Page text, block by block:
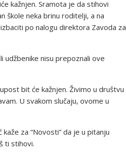
kažnjen. Sramota je da stihovi
škole neka brinu roditelji, a na
po nalogu direktora Zavoda za
udžbenike nisu prepoznali ove
bit će kažnjen. Živimo u društvu
U svakom slučaju, ovome u
za “Novosti” da je u pitanju
ti stihovi.